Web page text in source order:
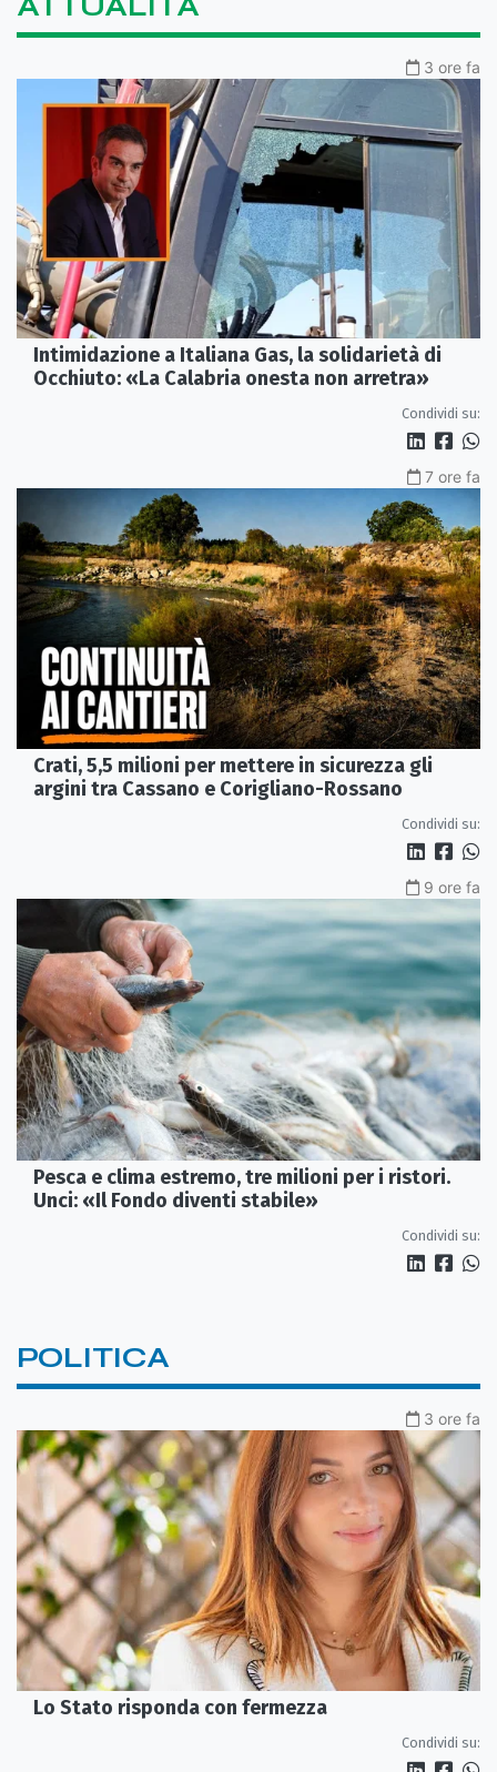
3 ore fa
Intimidazione a Italiana Gas, la solidarietà di
Occhiuto: «La Calabria onesta non arretra»
Condividi su:
7 ore fa
Crati, 5,5 milioni per mettere in sicurezza gli
argini tra Cassano e Corigliano-Rossano
Condividi su:
9 ore fa
Pesca e clima estremo, tre milioni per i ristori.
Unci: «Il Fondo diventi stabile»
Condividi su:
POLITICA
3 ore fa
Lo Stato risponda con fermezza
Condividi su: